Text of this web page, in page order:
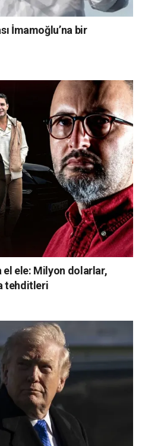
İmamoğlu’na bir
el ele: Milyon dolarlar,
tehditleri